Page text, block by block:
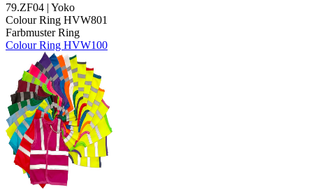
79.ZF04 | Yoko
Colour Ring HVW801
Farbmuster Ring
Colour Ring HVW100